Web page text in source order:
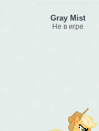
Gray Mist
Не в игре